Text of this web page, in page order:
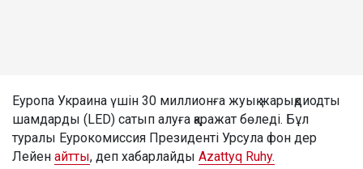
Еуропа Украина үшін 30 миллионға жуық жарықдиодты
шамдарды (LED) сатып алуға қаражат бөледі. Бұл
туралы Еурокомиссия Президенті Урсула фон дер
Лейен айтты, деп хабарлайды Azattyq Ruhy.